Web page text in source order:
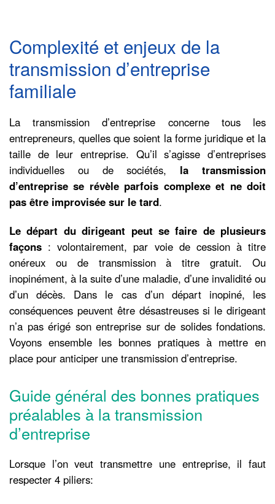
Complexité et enjeux de la
transmission d’entreprise
familiale
La transmission d’entreprise concerne tous les
entrepreneurs, quelles que soient la forme juridique et la
taille de leur entreprise. Qu’il s’agisse d’entreprises
individuelles ou de sociétés, la transmission
d’entreprise se révèle parfois complexe et ne doit
pas être improvisée sur le tard.
Le départ du dirigeant peut se faire de plusieurs
façons : volontairement, par voie de cession à titre
onéreux ou de transmission à titre gratuit. Ou
inopinément, à la suite d’une maladie, d’une invalidité ou
d’un décès. Dans le cas d’un départ inopiné, les
conséquences peuvent être désastreuses si le dirigeant
n’a pas érigé son entreprise sur de solides fondations.
Voyons ensemble les bonnes pratiques à mettre en
place pour anticiper une transmission d’entreprise.
Guide général des bonnes pratiques
préalables à la transmission
d’entreprise
Lorsque l’on veut transmettre une entreprise, il faut
respecter 4 piliers: